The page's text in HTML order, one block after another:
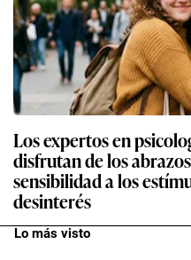
Los expertos en
disfrutan de los
sensibilidad a los
desinterés
Lo más visto